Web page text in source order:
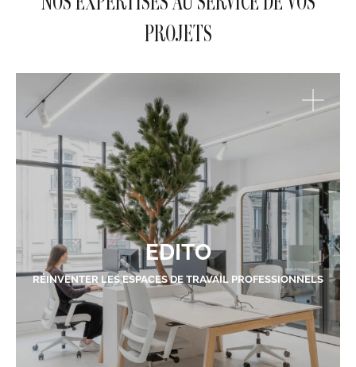
PROJETS
EDITO
RÉINVENTER LES ESPACES DE TRAVAIL PROFESSIONNELS